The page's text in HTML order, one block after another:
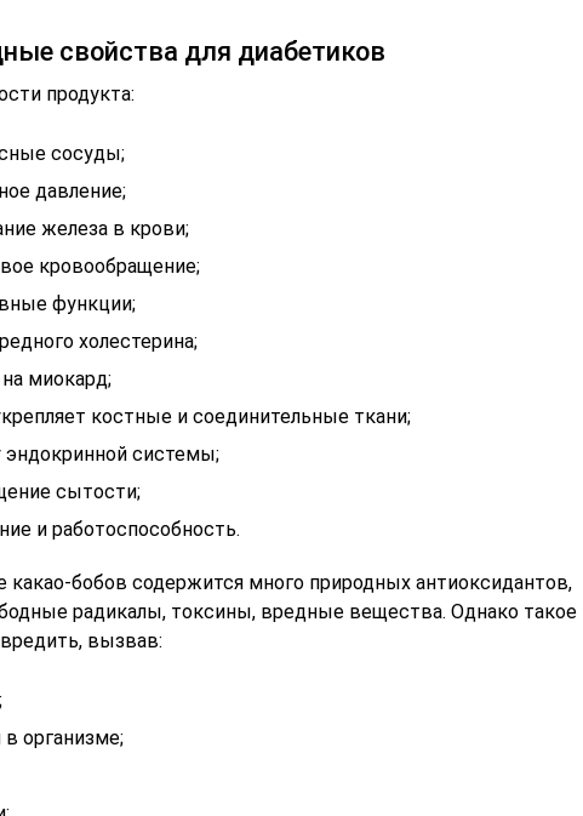
свойства для диабетиков
продукта:
сосуды;
давление;
железа в крови;
кровообращение;
функции;
холестерина;
на миокард;
костные и соединительные ткани;
эндокринной системы;
сытости;
и работоспособность.
какао-бобов содержится много природных антиоксидантов,
радикалы, токсины, вредные вещества. Однако такое
вызвав:
организме;